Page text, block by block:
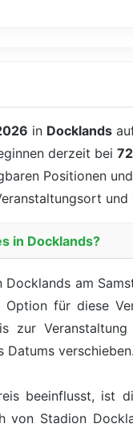
in Docklands
derzeit bei
Positionen
und
in Docklands?
am
für diese
zur
Datums verschieben.
beeinflusst, ist
von Stadion